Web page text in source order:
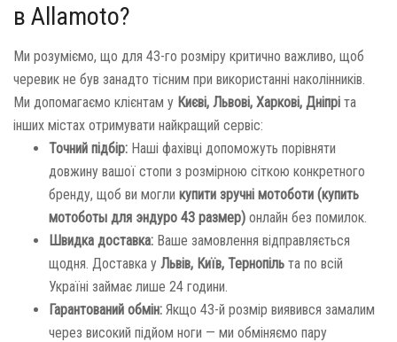
в Allamoto?
Ми розуміємо, що для 43-го розміру критично важливо, щоб
черевик не був занадто тісним при використанні наколінників.
Ми допомагаємо клієнтам у Києві, Львові, Харкові, Дніпрі та
інших містах отримувати найкращий сервіс:
Точний підбір: Наші фахівці допоможуть порівняти
довжину вашої стопи з розмірною сіткою конкретного
бренду, щоб ви могли купити зручні мотоботи (купить
мотоботы для эндуро 43 размер) онлайн без помилок.
Швидка доставка: Ваше замовлення відправляється
щодня. Доставка у Львів, Київ, Тернопіль та по всій
Україні займає лише 24 години.
Гарантований обмін: Якщо 43-й розмір виявився замалим
через високий підйом ноги — ми обміняємо пару